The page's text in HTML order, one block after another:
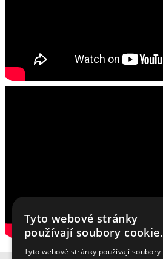
Tyto webové stránky
používají soubory cookie.
Tyto webové stránky používají soubory